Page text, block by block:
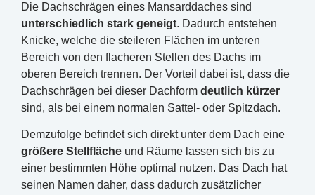
Die Dachschrägen eines Mansarddaches sind
unterschiedlich stark geneigt. Dadurch entstehen
Knicke, welche die steileren Flächen im unteren
Bereich von den flacheren Stellen des Dachs im
oberen Bereich trennen. Der Vorteil dabei ist, dass die
Dachschrägen bei dieser Dachform deutlich kürzer
sind, als bei einem normalen Sattel- oder Spitzdach.
Demzufolge befindet sich direkt unter dem Dach eine
größere Stellfläche und Räume lassen sich bis zu
einer bestimmten Höhe optimal nutzen. Das Dach hat
seinen Namen daher, dass dadurch zusätzlicher